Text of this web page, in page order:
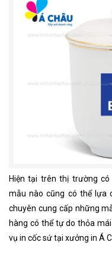
Hiện tại trên thị trường
mẫu nào cũng có thể lựa
chuyên cung cấp những
hàng có thể tự do thỏa
vụ in cốc sứ tại xưởng in Á